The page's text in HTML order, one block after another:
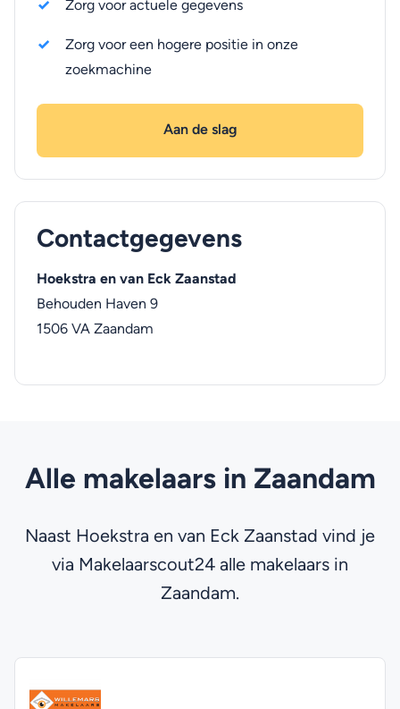
Zorg voor actuele gegevens
Zorg voor een hogere positie in onze
zoekmachine
Aan de slag
Contactgegevens
Hoekstra en van Eck Zaanstad
Behouden Haven 9
1506 VA Zaandam
Alle makelaars in Zaandam
Naast Hoekstra en van Eck Zaanstad vind je
via Makelaarscout24 alle makelaars in
Zaandam.